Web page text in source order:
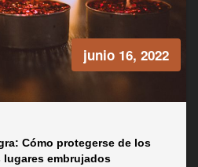
junio 16, 2022
Cómo protegerse de los
embrujados